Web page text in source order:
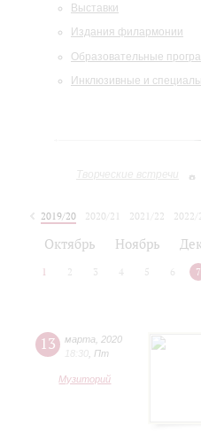
Выставки
Издания филармонии
Образовательные
Инклюзивные и
Творческие встречи
2019/20 2020/21 2021/22 2022/
Октябрь Ноябрь
1 2 3 4 5 6 7
13 марта
2020
18:30 Пт
Музиторий